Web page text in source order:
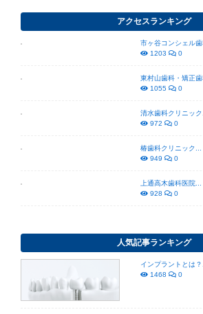
アクセスランキング
市ヶ谷コンシェル
1203
0
東村山歯科・矯正
1055
0
清水歯科クリニッ
972
0
椿歯科クリニック...
949
0
上通高木歯科医院...
928
0
人気記事ランキング
インプラントとは
1468
0